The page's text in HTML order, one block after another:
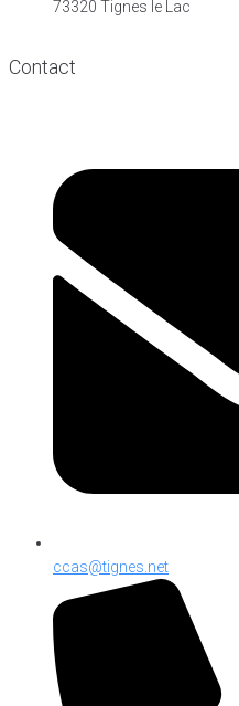
73320 Tignes le Lac
Contact
ccas@tignes.net